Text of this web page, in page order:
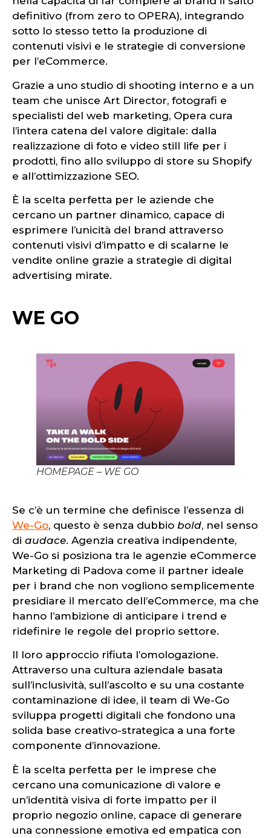
definitivo (from zero to OPERA), integrando
sotto lo stesso tetto la produzione di
contenuti visivi e le strategie di conversione
per l’eCommerce.
Grazie a uno studio di shooting interno e a un
team che unisce Art Director, fotografi e
specialisti del web marketing, Opera cura
l’intera catena del valore digitale: dalla
realizzazione di foto e video still life per i
prodotti, fino allo sviluppo di store su Shopify
e all’ottimizzazione SEO.
È la scelta perfetta per le aziende che
cercano un partner dinamico, capace di
esprimere l’unicità del brand attraverso
contenuti visivi d’impatto e di scalarne le
vendite online grazie a strategie di digital
advertising mirate.
WE GO
HOMEPAGE – WE GO
Se c’è un termine che definisce l’essenza di
We-Go, questo è senza dubbio bold, nel senso
di audace. Agenzia creativa indipendente,
We-Go si posiziona tra le agenzie eCommerce
Marketing di Padova come il partner ideale
per i brand che non vogliono semplicemente
presidiare il mercato dell’eCommerce, ma che
hanno l’ambizione di anticipare i trend e
ridefinire le regole del proprio settore.
Il loro approccio rifiuta l’omologazione.
Attraverso una cultura aziendale basata
sull’inclusività, sull’ascolto e su una costante
contaminazione di idee, il team di We-Go
sviluppa progetti digitali che fondono una
solida base creativo-strategica a una forte
componente d’innovazione.
È la scelta perfetta per le imprese che
cercano una comunicazione di valore e
un’identità visiva di forte impatto per il
proprio negozio online, capace di generare
una connessione emotiva ed empatica con